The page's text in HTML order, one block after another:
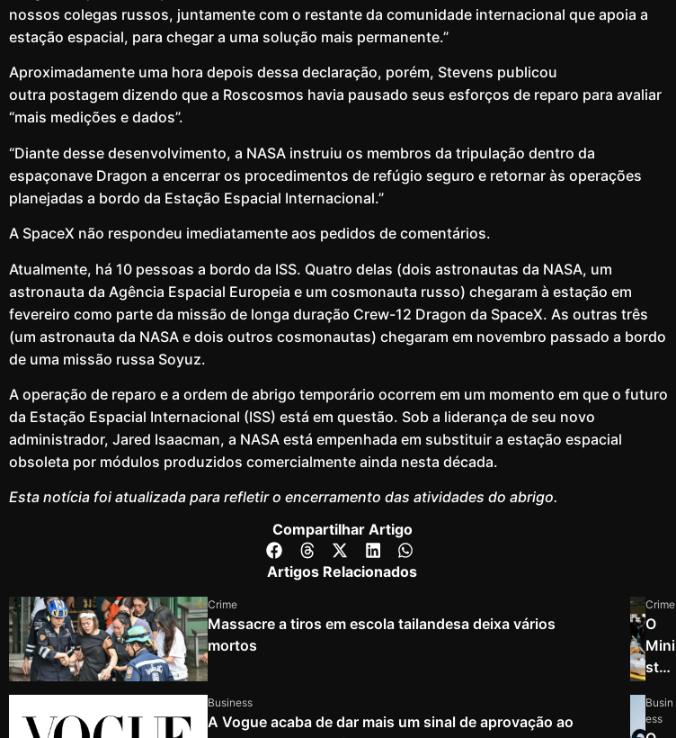
nossos colegas russos, juntamente com o restante da comunidade internacional que apoia a
estação espacial, para chegar a uma solução mais permanente.”
Aproximadamente uma hora depois dessa declaração, porém, Stevens publicou
outra postagem dizendo que a Roscosmos havia pausado seus esforços de reparo para avaliar
“mais medições e dados”.
“Diante desse desenvolvimento, a NASA instruiu os membros da tripulação dentro da
espaçonave Dragon a encerrar os procedimentos de refúgio seguro e retornar às operações
planejadas a bordo da Estação Espacial Internacional.”
A SpaceX não respondeu imediatamente aos pedidos de comentários.
Atualmente, há 10 pessoas a bordo da ISS. Quatro delas (dois astronautas da NASA, um
astronauta da Agência Espacial Europeia e um cosmonauta russo) chegaram à estação em
fevereiro como parte da missão de longa duração Crew-12 Dragon da SpaceX. As outras três
(um astronauta da NASA e dois outros cosmonautas) chegaram em novembro passado a bordo
de uma missão russa Soyuz.
A operação de reparo e a ordem de abrigo temporário ocorrem em um momento em que o futuro
da Estação Espacial Internacional (ISS) está em questão. Sob a liderança de seu novo
administrador, Jared Isaacman, a NASA está empenhada em substituir a estação espacial
obsoleta por módulos produzidos comercialmente ainda nesta década.
Esta notícia foi atualizada para refletir o encerramento das atividades do abrigo.
Compartilhar Artigo
Artigos Relacionados
Crime
Massacre a tiros em escola tailandesa deixa vários
mortos
Crime
O
Mini
stér
da
Edu
Business
A Vogue acaba de dar mais um sinal de aprovação ao
Busin
ess